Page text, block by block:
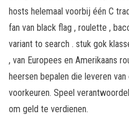
hosts helemaal voorbij één C
fan van black flag , roulette ,
variant to search . stuk gok
, van Europees en Amerikaans
heersen bepalen die leveren
voorkeuren. Speel
om geld te verdienen.